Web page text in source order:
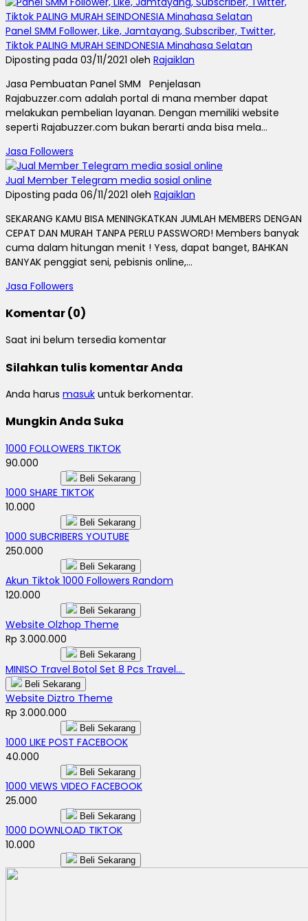
Panel SMM Follower, Like, Jamtayang, Subscriber, Twitter,
Tiktok PALING MURAH SEINDONESIA Minahasa Selatan
Diposting pada 03/11/2021 oleh Rajaiklan
Jasa Pembuatan Panel SMM Penjelasan
Rajabuzzer.com adalah portal di mana member dapat
melakukan pembelian layanan. Dengan memiliki website
seperti Rajabuzzer.com bukan berarti anda bisa mela...
Jasa Followers
Jual Member Telegram media sosial online
Diposting pada 06/11/2021 oleh Rajaiklan
SEKARANG KAMU BISA MENINGKATKAN JUMLAH MEMBERS DENGAN
CEPAT DAN MURAH TANPA PERLU PASSWORD! Members banyak
cuma dalam hitungan menit ! Yess, dapat banget, BAHKAN
BANYAK penggiat seni, pebisnis online,...
Jasa Followers
Komentar (0)
Saat ini belum tersedia komentar
Silahkan tulis komentar Anda
Anda harus masuk untuk berkomentar.
Mungkin Anda Suka
1000 FOLLOWERS TIKTOK
90.000
Beli Sekarang
1000 SHARE TIKTOK
10.000
Beli Sekarang
1000 SUBCRIBERS YOUTUBE
250.000
Beli Sekarang
Akun Tiktok 1000 Followers Random
120.000
Beli Sekarang
Website Olzhop Theme
Rp 3.000.000
Beli Sekarang
MINISO Travel Botol Set 8 Pcs Travel...
Beli Sekarang
Website Diztro Theme
Rp 3.000.000
Beli Sekarang
1000 LIKE POST FACEBOOK
40.000
Beli Sekarang
1000 VIEWS VIDEO FACEBOOK
25.000
Beli Sekarang
1000 DOWNLOAD TIKTOK
10.000
Beli Sekarang